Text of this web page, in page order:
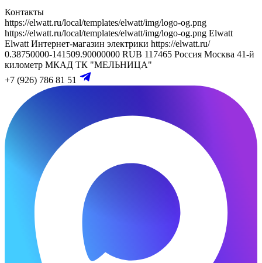
Контакты
https://elwatt.ru/local/templates/elwatt/img/logo-og.png
https://elwatt.ru/local/templates/elwatt/img/logo-og.png Elwatt
Elwatt Интернет-магазин электрики https://elwatt.ru/
0.38750000-141509.90000000 RUB 117465 Россия Москва 41-й
километр МКАД ТК "МЕЛЬНИЦА"
+7 (926) 786 81 51